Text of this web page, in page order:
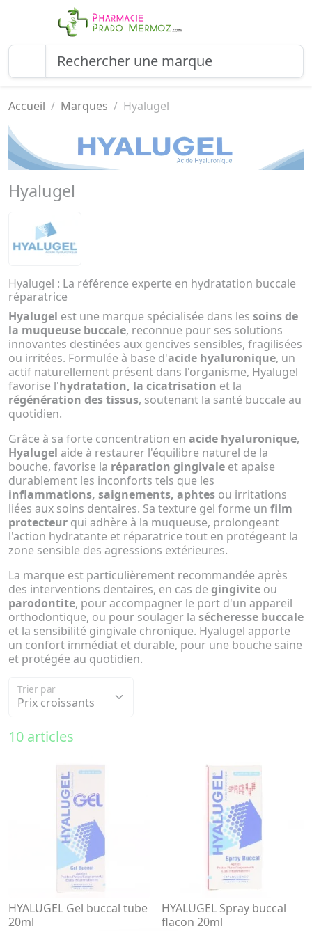
Accueil Marques Hyalugel
Hyalugel
Hyalugel : La référence experte en hydratation buccale
réparatrice
Hyalugel est une marque spécialisée dans les soins de
la muqueuse buccale, reconnue pour ses solutions
innovantes destinées aux gencives sensibles, fragilisées
ou irritées. Formulée à base d'acide hyaluronique, un
actif naturellement présent dans l'organisme, Hyalugel
favorise l'hydratation, la cicatrisation et la
régénération des tissus, soutenant la santé buccale au
quotidien.
Grâce à sa forte concentration en acide hyaluronique,
Hyalugel aide à restaurer l'équilibre naturel de la
bouche, favorise la réparation gingivale et apaise
durablement les inconforts tels que les
inflammations, saignements, aphtes ou irritations
liées aux soins dentaires. Sa texture gel forme un film
protecteur qui adhère à la muqueuse, prolongeant
l'action hydratante et réparatrice tout en protégeant la
zone sensible des agressions extérieures.
La marque est particulièrement recommandée après
des interventions dentaires, en cas de gingivite ou
parodontite, pour accompagner le port d'un appareil
orthodontique, ou pour soulager la sécheresse buccale
et la sensibilité gingivale chronique. Hyalugel apporte
un confort immédiat et durable, pour une bouche saine
et protégée au quotidien.
Trier par
10 articles
HYALUGEL Gel buccal tube
20ml
HYALUGEL Spray buccal
flacon 20ml